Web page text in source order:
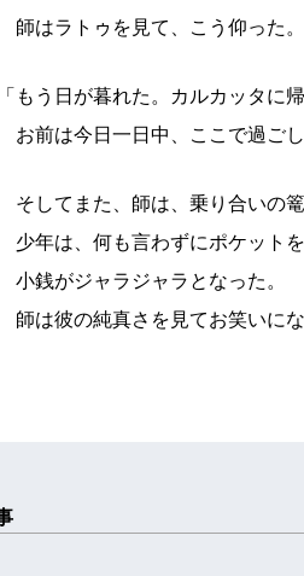
師はラトゥを見て、こう仰った。
「もう日が暮れた。カルカッタに
お前は今日一日中、ここで過ごし
そしてまた、師は、乗り合いの
少年は、何も言わずにポケットを
小銭がジャラジャラとなった。
師は彼の純真さを見てお笑いに